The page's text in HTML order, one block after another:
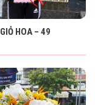
GIỎ HOA – 49